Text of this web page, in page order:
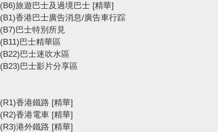
(B6)旅遊巴士及過境巴士 [精華]
(B1)香港巴士廣告消息/廣告車行踪
(B7)巴士特別所見
(B11)巴士精華區
(B22)巴士迷吹水區
(B23)巴士影片分享區
(R1)香港鐵路 [精華]
(R2)香港電車 [精華]
(R3)港外鐵路 [精華]